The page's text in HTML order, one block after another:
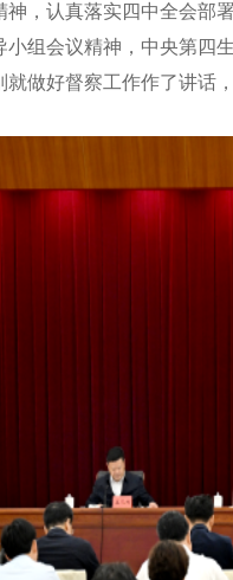
， 认真落实四中全会部署
小组会议精神 ， 中央第 四
就做好督察工作作了讲话，